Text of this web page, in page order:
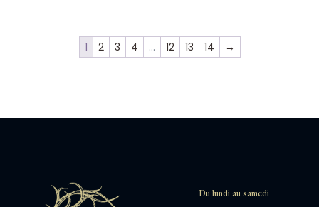
1 2 3 4 … 12 13 14 →
Du lundi au samedi